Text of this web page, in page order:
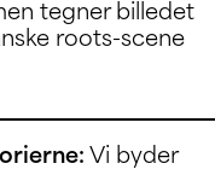
tegner billedet
roots-scene
Vi byder